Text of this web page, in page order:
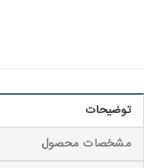
توضیحات
مشخصات محصول